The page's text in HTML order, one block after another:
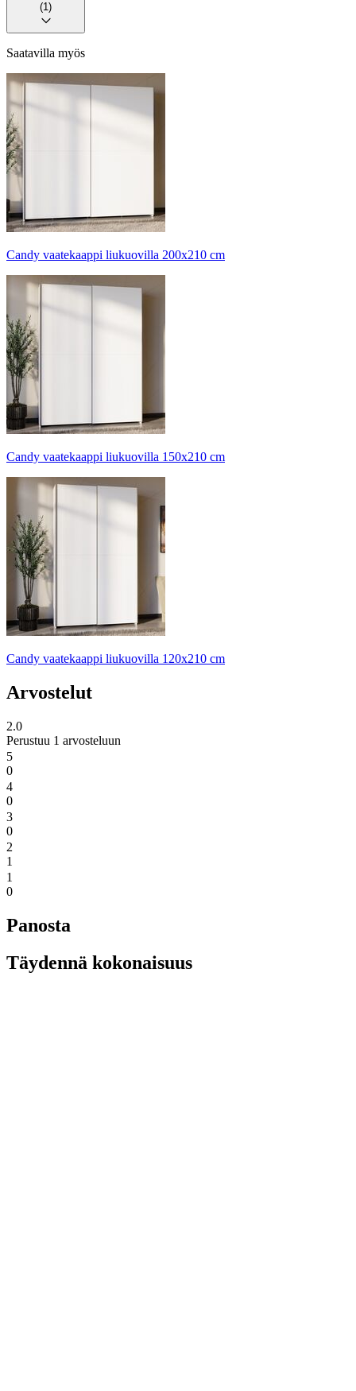
(1)
Saatavilla myös
Candy vaatekaappi liukuovilla 200x210 cm
Candy vaatekaappi liukuovilla 150x210 cm
Candy vaatekaappi liukuovilla 120x210 cm
Arvostelut
2.0
Perustuu 1 arvosteluun
5
0
4
0
3
0
2
1
1
0
Panosta
Täydennä kokonaisuus